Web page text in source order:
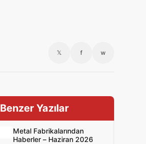
𝕏 f w
Benzer Yazılar
Metal Fabrikalarından
Haberler – Haziran 2026